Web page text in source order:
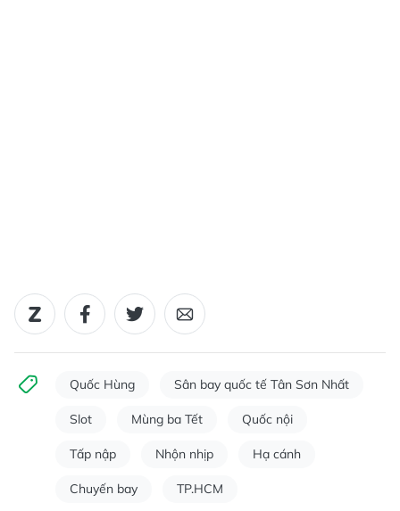
Quốc Hùng Sân bay quốc tế Tân Sơn Nhất
Slot Mùng ba Tết Quốc nội
Tấp nập Nhộn nhịp Hạ cánh
Chuyến bay TP.HCM